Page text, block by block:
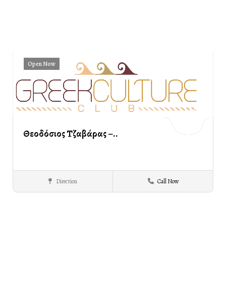
Open Now
Θεοδόσιος Τζαβάρας –..
PROMOTIONALDirection Call Now